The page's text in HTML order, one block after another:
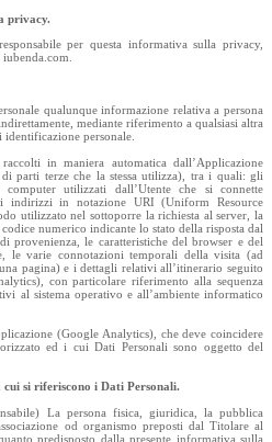
privacy.
per questa informativa sulla privacy,
qualunque informazione relativa a persona
mediante riferimento a qualsiasi altra
personale.
in maniera automatica dall’Applicazione
parti terze che la stessa utilizza), tra i quali: gli
utilizzati dall’Utente che si connette
indirizzi in notazione URI (Uniform Resource
utilizzato nel sottoporre la richiesta al server, la
numerico indicante lo stato della risposta dal
provenienza, le caratteristiche del browser e del
le varie connotazioni temporali della visita (ad
pagina) e i dettagli relativi all’itinerario seguito
con particolare riferimento alla sequenza
al sistema operativo e all’ambiente informatico
(Google Analytics), che deve coincidere
ed i cui Dati Personali sono oggetto del
si riferiscono i Dati Personali.
La persona fisica, giuridica, la pubblica
od organismo preposti dal Titolare al
predisposto dalla presente informativa sulla